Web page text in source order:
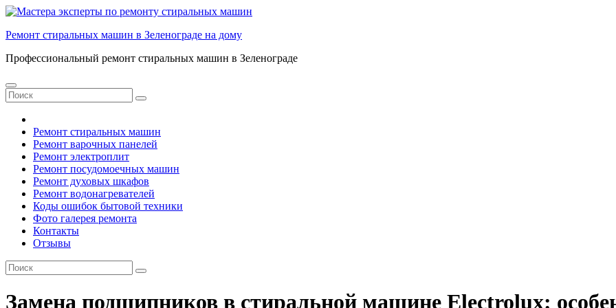
Перейти
содержанию
Ремонт стиральных машин в Зеленограде на дому
Профессиональный ремонт стиральных машин в Зеленограде
Ремонт стиральных машин
Ремонт варочных панелей
Ремонт электроплит
Ремонт посудомоечных машин
Ремонт духовых шкафов
Ремонт водонагревателей
Коды ошибок бытовой техники
Фото галерея ремонта
Контакты
Отзывы
Замена подшипников в стиральной машине Electrolux: